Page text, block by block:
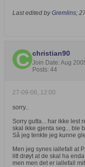
Last edited byGremlins;
christian90
Join Date: Aug
Posts: 44
27-09-06, 12:00
sorry..
Sorry gutta... har ikke lest
skal ikke gjenta seg... ble
Så jeg tenkte jeg kunne
Men jeg synes iallefall at
litt drøyt at de skal ha
men men det er iallefall